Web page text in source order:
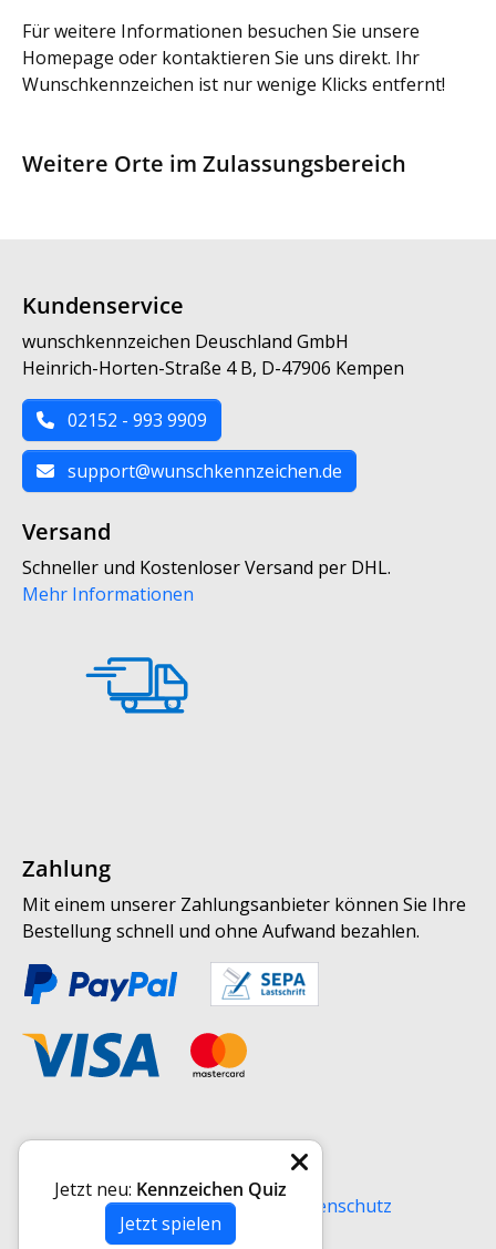
Für weitere Informationen besuchen Sie unsere
Homepage oder kontaktieren Sie uns direkt. Ihr
Wunschkennzeichen ist nur wenige Klicks entfernt!
Weitere Orte im Zulassungsbereich
Kundenservice
wunschkennzeichen Deuschland GmbH
Heinrich-Horten-Straße 4 B, D-47906 Kempen
02152 - 993 9909
support@wunschkennzeichen.de
Versand
Schneller und Kostenloser Versand per DHL.
Mehr Informationen
Zahlung
Mit einem unserer Zahlungsanbieter können Sie Ihre
Bestellung schnell und ohne Aufwand bezahlen.
Versand AGB Impressum
Datenschutz
Widerrufsrecht
Jetzt neu: Kennzeichen Quiz
Jetzt spielen